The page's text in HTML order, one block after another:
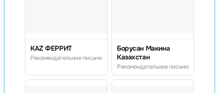
KAZ ФЕРРИТ
Рекомендательное письмо
Борусан Макина
Казахстан
Рекомендательное письмо